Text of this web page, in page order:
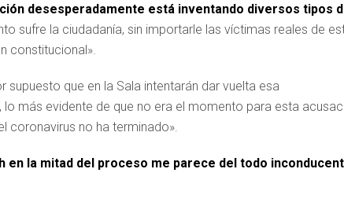
desesperadamente está inventando diversos tipos
sufre la ciudadanía, sin importarle las víctimas reales de
constitucional».
supuesto que en la Sala intentarán dar vuelta esa
más evidente de que no era el momento para esta
coronavirus no ha terminado».
en la mitad del proceso me parece del todo